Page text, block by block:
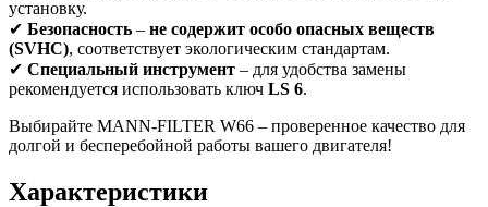
установку.
✔ Безопасность – не содержит особо опасных веществ
(SVHC), соответствует экологическим стандартам.
✔ Специальный инструмент – для удобства замены
рекомендуется использовать ключ LS 6.
Выбирайте MANN-FILTER W66 – проверенное качество для
долгой и бесперебойной работы вашего двигателя!
Характеристики